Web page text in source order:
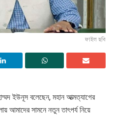
ফাইল ছবি
ইউনূস বলেছেন, মহান আত্মত্যাগের
আমাদের সামনে নতুন তাৎপর্য নিয়ে